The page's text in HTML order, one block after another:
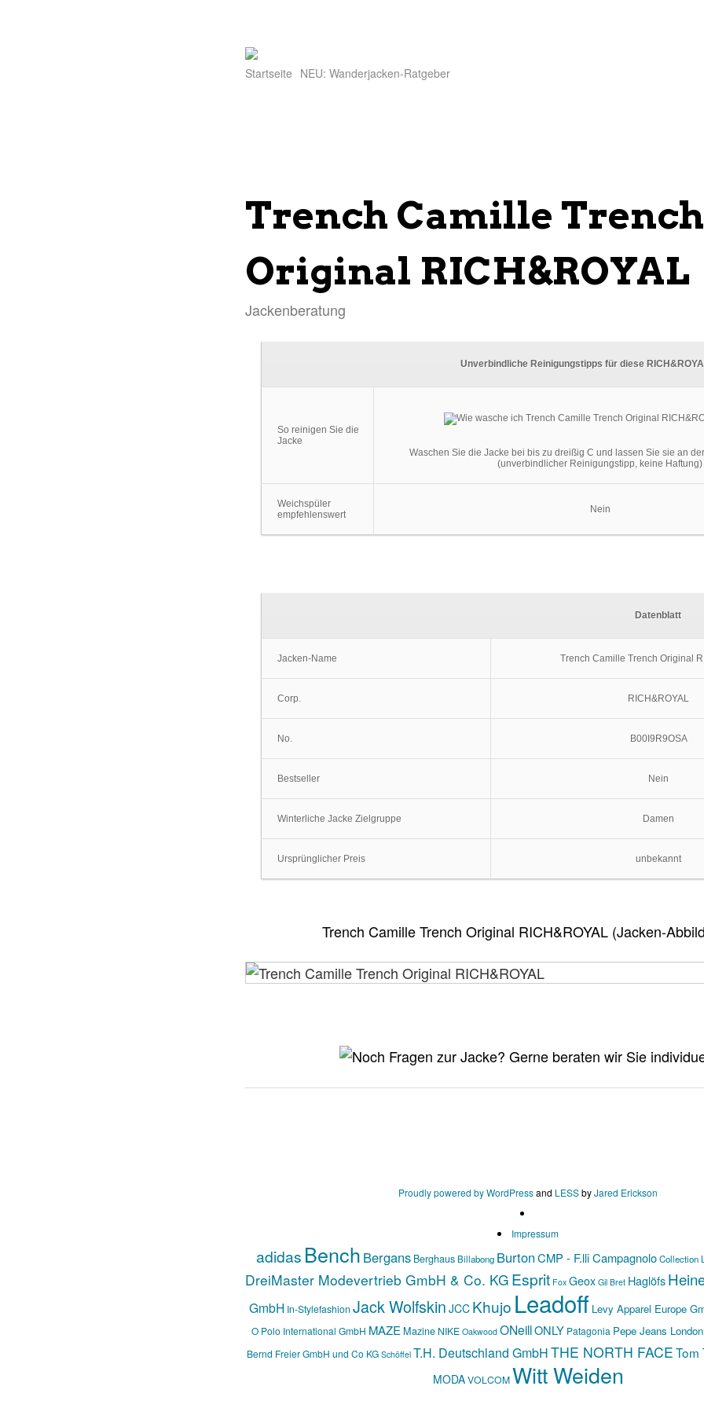
Startseite NEU: Wanderjacken-Ratgeber
Trench Camille Trench
Original RICH&ROYAL
Jackenberatung
Unverbindliche Reinigungstipps für diese
So reinigen Sie die
Jacke
Waschen Sie die Jacke bei bis zu dreißig C und lassen Sie sie an
(unverbindlicher Reinigungstipp, keine Haftung)
Weichspüler
empfehlenswert
Nein
Datenblatt
Jacken-Name Trench Camille Trench Original
Corp. RICH&ROYAL
No. B00I9R9OSA
Bestseller Nein
Winterliche Jacke Zielgruppe Damen
Ursprünglicher Preis unbekannt
Trench Camille Trench Original RICH&ROYAL (Jacken-
Proudly powered by WordPressand LESSbyJared Erickson
Impressum
adidas Bench Bergans Berghaus Billabong BurtonCMP - F.lli Campagnolo Collection L
DreiMaster Modevertrieb GmbH & Co. KG Esprit Fox Geox Gil Bret Haglöfs
GmbH In-Stylefashion Jack Wolfskin JCC Khujo Leadoff Levy Apparel Europe
O Polo International GmbH MAZE Mazine NIKE Oakwood ONeillONLY Patagonia Pepe Jeans London
Bernd Freier GmbH und Co KG Schöffel T.H. Deutschland GmbHTHE NORTH FACETom
MODA VOLCOM Witt Weiden